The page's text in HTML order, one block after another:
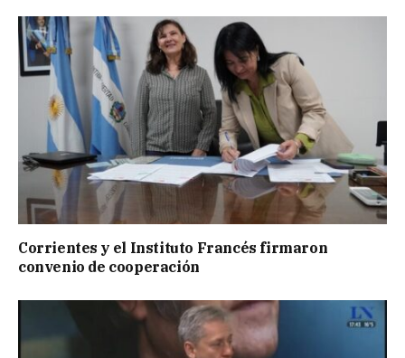
Corrientes y el Instituto Francés firmaron
convenio de cooperación